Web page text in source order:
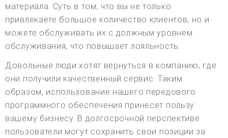
материала. Суть в том, что вы не только
привлекаете большое количество клиентов, но и
можете обслуживать их с должным уровнем
обслуживания, что повышает лояльность.
Довольные люди хотят вернуться в компанию, где
они получили качественный сервис. Таким
образом, использование нашего передового
программного обеспечения принесет пользу
вашему бизнесу. В долгосрочной перспективе
пользователи могут сохранить свои позиции за